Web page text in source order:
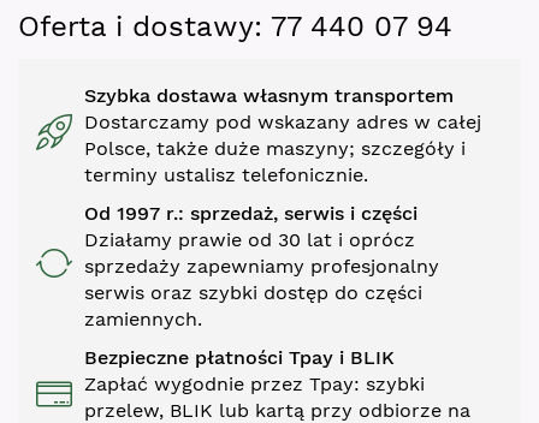
Oferta i dostawy: 77 440 07 94
Szybka dostawa własnym transportem
Dostarczamy pod wskazany adres w całej
Polsce, także duże maszyny; szczegóły i
terminy ustalisz telefonicznie.
Od 1997 r.: sprzedaż, serwis i części
Działamy prawie od 30 lat i oprócz
sprzedaży zapewniamy profesjonalny
serwis oraz szybki dostęp do części
zamiennych.
Bezpieczne płatności Tpay i BLIK
Zapłać wygodnie przez Tpay: szybki
przelew, BLIK lub kartą przy odbiorze na